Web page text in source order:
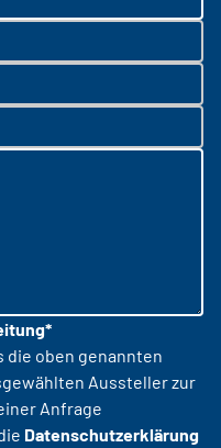
die oben genannten
Aussteller zur
Anfrage
Datenschutzerklärung